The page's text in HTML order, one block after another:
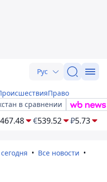
Рус
Право
в сравнении
467.48 €539.52 ₽5.73
Все новости